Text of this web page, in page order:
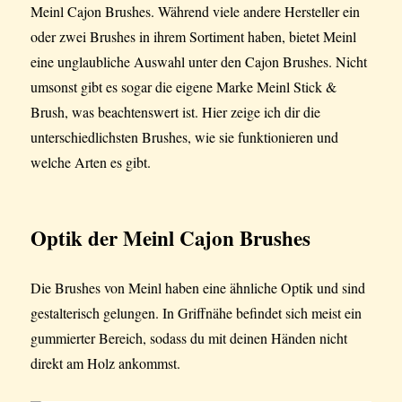
Meinl Cajon Brushes. Während viele andere Hersteller ein
oder zwei Brushes in ihrem Sortiment haben, bietet Meinl
eine unglaubliche Auswahl unter den Cajon Brushes. Nicht
umsonst gibt es sogar die eigene Marke Meinl Stick &
Brush, was beachtenswert ist. Hier zeige ich dir die
unterschiedlichsten Brushes, wie sie funktionieren und
welche Arten es gibt.
Optik der Meinl Cajon Brushes
Die Brushes von Meinl haben eine ähnliche Optik und sind
gestalterisch gelungen. In Griffnähe befindet sich meist ein
gummierter Bereich, sodass du mit deinen Händen nicht
direkt am Holz ankommst.